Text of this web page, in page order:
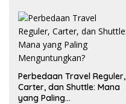
Perbedaan Travel Reguler,
Carter, dan Shuttle: Mana
yang Paling